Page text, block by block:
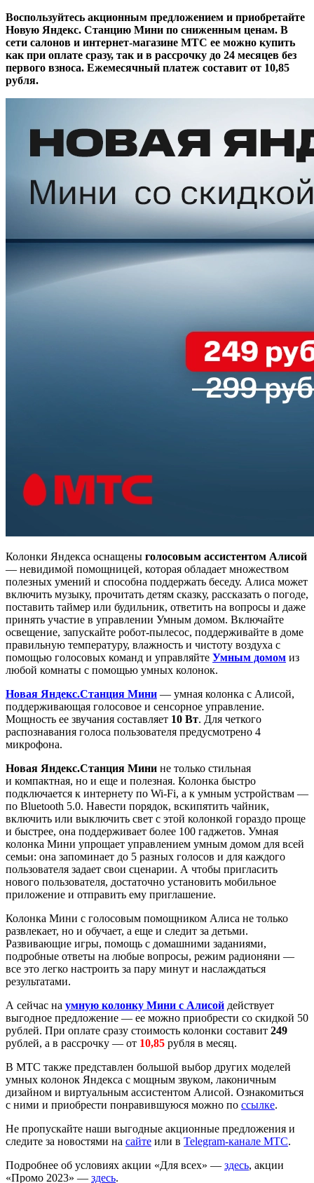
Воспользуйтесь акционным предложением и приобретайте
Новую Яндекс. Станцию Мини по сниженным ценам. В
сети салонов и интернет-магазине МТС ее можно купить
как при оплате сразу, так и в рассрочку до 24 месяцев без
первого взноса. Ежемесячный платеж составит от 10,85
рубля.
Колонки Яндекса оснащены голосовым ассистентом Алисой
— невидимой помощницей, которая обладает множеством
полезных умений и способна поддержать беседу. Алиса может
включить музыку, прочитать детям сказку, рассказать о погоде,
поставить таймер или будильник, ответить на вопросы и даже
принять участие в управлении Умным домом. Включайте
освещение, запускайте робот-пылесос, поддерживайте в доме
правильную температуру, влажность и чистоту воздуха с
помощью голосовых команд и управляйте Умным домом из
любой комнаты с помощью умных колонок.
Новая Яндекс.Станция Мини — умная колонка с Алисой,
поддерживающая голосовое и сенсорное управление.
Мощность ее звучания составляет 10 Вт. Для четкого
распознавания голоса пользователя предусмотрено 4
микрофона.
Новая Яндекс.Станция Мини не только стильная
и компактная, но и еще и полезная. Колонка быстро
подключается к интернету по Wi-Fi, а к умным устройствам —
по Bluetooth 5.0. Навести порядок, вскипятить чайник,
включить или выключить свет с этой колонкой гораздо проще
и быстрее, она поддерживает более 100 гаджетов. Умная
колонка Мини упрощает управлением умным домом для всей
семьи: она запоминает до 5 разных голосов и для каждого
пользователя задает свои сценарии. А чтобы пригласить
нового пользователя, достаточно установить мобильное
приложение и отправить ему приглашение.
Колонка Мини с голосовым помощником Алиса не только
развлекает, но и обучает, а еще и следит за детьми.
Развивающие игры, помощь с домашними заданиями,
подробные ответы на любые вопросы, режим радионяни —
все это легко настроить за пару минут и наслаждаться
результатами.
А сейчас на умную колонку Мини с Алисой действует
выгодное предложение — ее можно приобрести со скидкой 50
рублей. При оплате сразу стоимость колонки составит 249
рублей, а в рассрочку — от 10,85 рубля в месяц.
В МТС также представлен большой выбор других моделей
умных колонок Яндекса с мощным звуком, лаконичным
дизайном и виртуальным ассистентом Алисой. Ознакомиться
с ними и приобрести понравившуюся можно по ссылке.
Не пропускайте наши выгодные акционные предложения и
следите за новостями на сайте или в Telegram-канале МТС.
Подробнее об условиях акции «Для всех» — здесь, акции
«Промо 2023» — здесь.